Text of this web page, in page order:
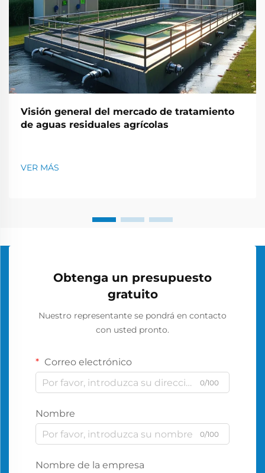
Visión general del mercado de tratamiento
de aguas residuales agrícolas
VER MÁS
Obtenga un presupuesto
gratuito
Nuestro representante se pondrá en contacto
con usted pronto.
Correo electrónico
0/100
Nombre
0/100
Nombre de la empresa